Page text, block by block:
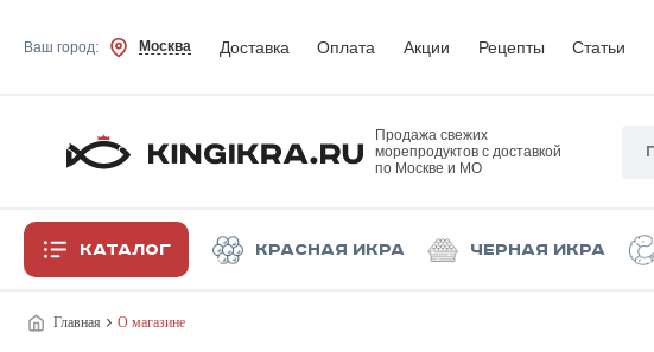
Ваш город: Москва Доставка Оплата Акции Рецепты Статьи
Продажа свежих
морепродуктов с доставкой
по Москве и МО
Каталог Красная икра Черная икра
Главная О магазине